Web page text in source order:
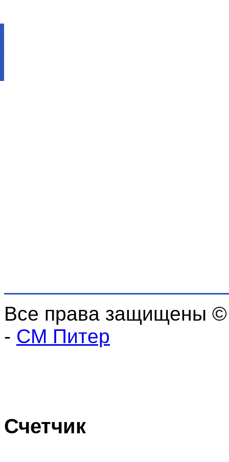
Все права защищены
- СМ Питер
Счетчик